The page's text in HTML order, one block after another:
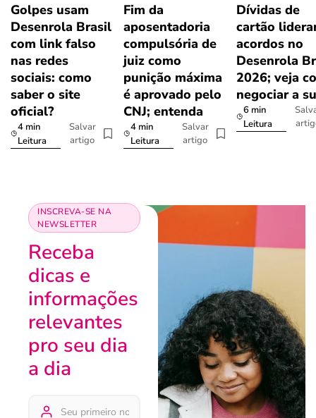
Golpes usam
Desenrola Brasil
com link falso
nas redes
sociais: como
saber o site
oficial?
4 min
Leitura
Salvar
artigo
Fim da
aposentadoria
compulsória de
juiz como
punição máxima
é aprovado pelo
CNJ; entenda
4 min
Leitura
Salvar
artigo
Dívidas de
cartão
acordos no
Desenrola
2026; veja
negociar a
6 min
Leitura
INSCREVA-SE NA
NEWSLETTER
Receba
dicas e
informações
relevantes
pro seu dia
a dia